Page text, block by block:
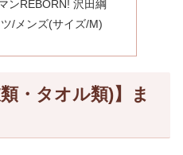
ンREBORN! 沢田綱
/メンズ(サイズ/M)
・タオル類)】ま